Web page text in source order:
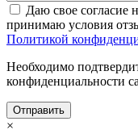
Даю свое согласие
принимаю условия
Политикой
Необходимо
конфиденциальности
Отправить
×